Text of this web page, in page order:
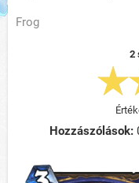
Frog
2
Hozzászólások: